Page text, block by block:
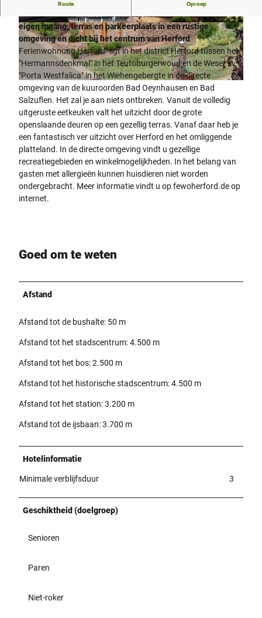
CC-BY-SA
©CC-BY-SA ©CC-BY-SA
Route Oproep
eigen ingang, terras en parkeerplaats in een rustige
omgeving en dicht bij het centrum van Herford
Ferienwohnung Herford" ligt in het district Herford tussen het
"Hermannsdenkmal" in het Teutoburgerwoud en de Weser in
"Porta Westfalica" in het Wiehengebergte in de directe
omgeving van de kuuroorden Bad Oeynhausen en Bad
Salzuflen. Het zal je aan niets ontbreken. Vanuit de volledig
uitgeruste eetkeuken valt het uitzicht door de grote
openslaande deuren op een gezellig terras. Vanaf daar heb je
een fantastisch ver uitzicht over Herford en het omliggende
platteland. In de directe omgeving vindt u gezellige
recreatiegebieden en winkelmogelijkheden. In het belang van
gasten met allergieën kunnen huisdieren niet worden
ondergebracht. Meer informatie vindt u op fewoherford.de op
internet.
Goed om te weten
Afstand
Afstand tot de bushalte: 50 m
Afstand tot het stadscentrum: 4.500 m
Afstand tot het bos: 2.500 m
Afstand tot het historische stadscentrum: 4.500 m
Afstand tot het station: 3.200 m
Afstand tot de ijsbaan: 3.700 m
Hotelinformatie
Minimale verblijfsduur 3
Geschiktheid (doelgroep)
Senioren
Paren
Niet-roker